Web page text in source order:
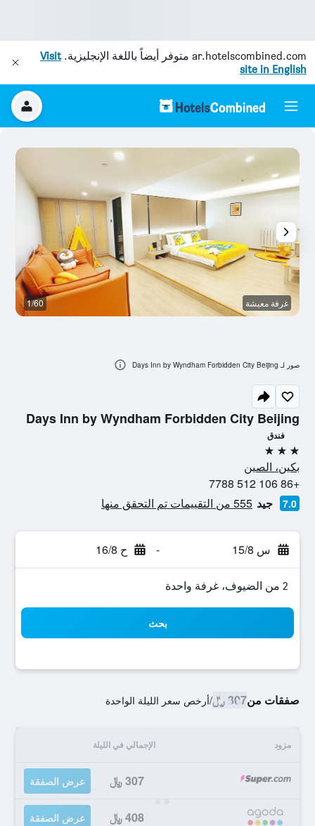
ar.hotelscombined.com متوفر أيضاً باللغة الإنجليزية.Visit
site in English
Days Inn by Wyndham Forbidden City Beijing
فندق
3 نجوم
بكين، الصين
+86 106 512 7788
7.0 جيد 555 من التقييمات تم التحقق منها
س 15/8 - ح 16/8
2 من الضيوف، غرفة واحدة
بحث
صفقات من307 ﷼ /أرخص سعر الليلة الواحدة
مزود الإجمالي في الليلة
307 ﷼ عرض الصفقة
408 ﷼ عرض الصفقة
غرفة معيشة 1/60
صور لـ Days Inn by Wyndham Forbidden City Beijing